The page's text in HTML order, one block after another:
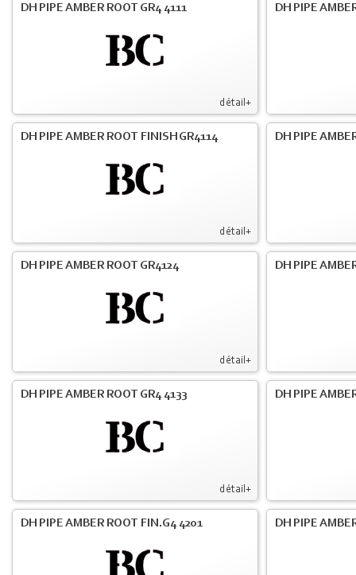
détail+
DH PIPE AMBER ROOT GR4 4111 DH PIPE
détail+
DH PIPE AMBER ROOT FINISH GR4114 DH PIPE
détail+
DH PIPE AMBER ROOT GR4124 DH PIPE
détail+
DH PIPE AMBER ROOT GR4 4133 DH PIPE
DH PIPE AMBER ROOT FIN.G4 4201 DH PIPE